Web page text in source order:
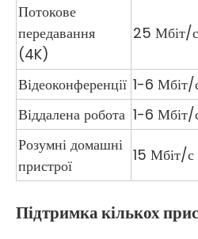
Потокове
передавання
(4K)
25 Мбіт/
Відеоконференції 1-6 Мбіт/
Віддалена робота 1-6 Мбіт/
Розумні домашні
пристрої
15 Мбіт/с
Підтримка кількох